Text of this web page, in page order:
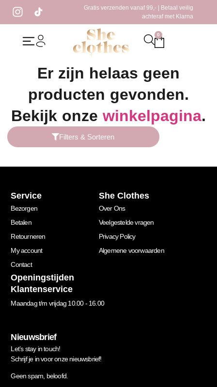
Gratis verzenden vanaf 99,- | Betaal veilig
achteraf met Klarna
0
/ Producten getagged “panter pumps”
Er zijn helaas geen
producten gevonden.
Bekijk onze winkelpagina.
Filters & Sorteren
Service
Bezorgen
Betalen
Retourneren
My account
Contact
She Clothes
Over Ons
Veelgestelde vragen
Privacy Policy
Algemene voorwaarden
Openingstijden
Klantenservice
Maandag t/m vrijdag 10.00 - 16.00
Nieuwsbrief
Let’s stay in touch!
Schrijf je in voor onze nieuwsbrief!
Geen spam, beloofd.